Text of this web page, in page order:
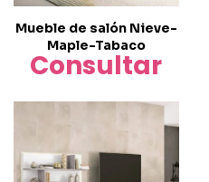
Mueble de salón Nieve-
Maple-Tabaco
Consultar